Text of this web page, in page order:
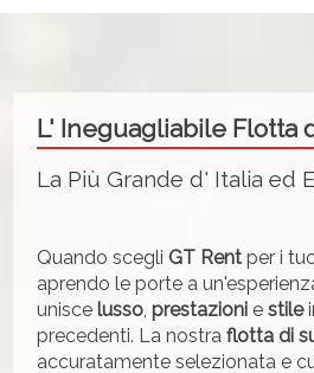
L' Ineguagliabile Flotta
La Più Grande d' Italia ed
Quando scegli GT Rent per i
aprendo le porte a
uniscelusso,prestazioni estile
precedenti. La nostraflotta di
accuratamente selezionata e